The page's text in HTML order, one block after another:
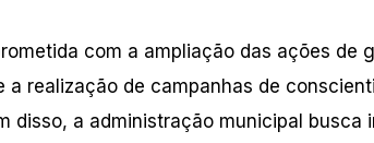
com a ampliação das ações de
a realização de campanhas de
disso, a administração municipal